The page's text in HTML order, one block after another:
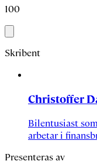
100
Skribent
Christoffer
Bilentusiast
arbetar i
Presenteras av